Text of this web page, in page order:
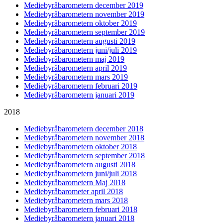
Mediebyråbarometern december 2019
Mediebyråbarometern november 2019
Mediebyråbarometern oktober 2019
Mediebyråbarometern september 2019
Mediebyråbarometern augusti 2019
Mediebyråbarometern juni/juli 2019
Mediebyråbarometern maj 2019
Mediebyråbarometern april 2019
Mediebyråbarometern mars 2019
Mediebyråbarometern februari 2019
Mediebyråbarometern januari 2019
2018
Mediebyråbarometern december 2018
Mediebyråbarometern november 2018
Mediebyråbarometern oktober 2018
Mediebyråbarometern september 2018
Mediebyråbarometern augusti 2018
Mediebyråbarometern juni/juli 2018
Mediebyråbarometern Maj 2018
Mediebyråbarometer april 2018
Mediebyråbarometern mars 2018
Mediebyråbarometern februari 2018
Mediebyråbarometern januari 2018